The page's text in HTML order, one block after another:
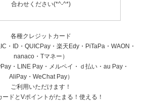
合わせください(*^-^*)
各種クレジットカード
・ID・QUICPay・楽天Edy・PiTaPa・WAON・
nanaco・Tマネー）
・LINE Pay・メルペイ・ｄ払い・au Pay・
AliPay・WeChat Pay）
ご利用いただけます！
ードとVポイントがたまる！使える！